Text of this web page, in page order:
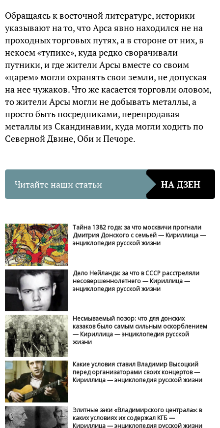
Обращаясь к восточной литературе, историки
указывают на то, что Арса явно находился не на
проходных торговых путях, а в стороне от них, в
некоем «тупике», куда редко сворачивали
путники, и где жители Арсы вместе со своим
«царем» могли охранять свои земли, не допуская
на нее чужаков. Что же касается торговли оловом,
то жители Арсы могли не добывать металлы, а
просто быть посредниками, перепродавая
металлы из Скандинавии, куда могли ходить по
Северной Двине, Оби и Печоре.
Читайте наши статьи НА ДЗЕН
Тайна 1382 года: за что москвичи прогнали
Дмитрия Донского с семьей — Кириллица —
энциклопедия русской жизни
Дело Нейланда: за что в СССР расстреляли
несовершеннолетнего — Кириллица —
энциклопедия русской жизни
Несмываемый позор: что для донских
казаков было самым сильным оскорблением
— Кириллица — энциклопедия русской
жизни
Какие условия ставил Владимир Высоцкий
перед организаторами своих концертов —
Кириллица — энциклопедия русской жизни
Элитные зэки «Владимирского централа»: в
каких условиях их содержал КГБ —
Кириллица — энциклопедия русской жизни